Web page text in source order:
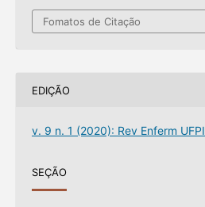
Fomatos de Citação
EDIÇÃO
v. 9 n. 1 (2020): Rev Enferm UFPI
SEÇÃO